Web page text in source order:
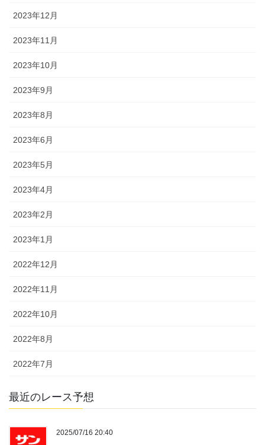
2023年12月
2023年11月
2023年10月
2023年9月
2023年8月
2023年6月
2023年5月
2023年4月
2023年2月
2023年1月
2022年12月
2022年11月
2022年10月
2022年8月
2022年7月
最近のレース予想
2025/07/16 20:40